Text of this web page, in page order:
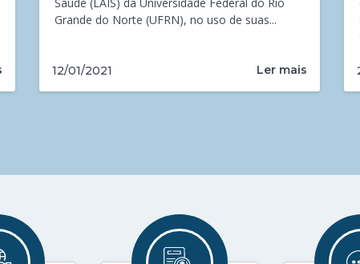
Grande do Norte (UFRN), no uso de suas...
12/01/2021 Ler mais